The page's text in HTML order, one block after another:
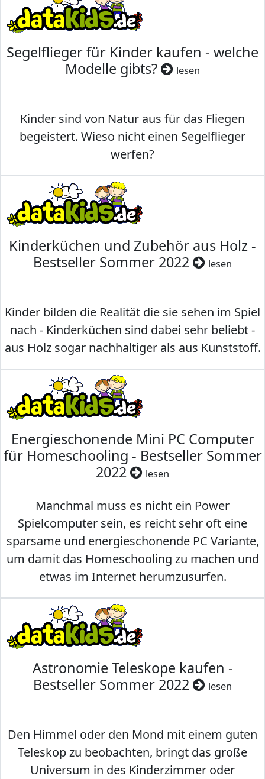
Segelflieger für Kinder kaufen - welche
Modelle gibts?
lesen
Kinder sind von Natur aus für das Fliegen
begeistert. Wieso nicht einen Segelflieger
werfen?
Kinderküchen und Zubehör aus Holz -
Bestseller Sommer 2022
lesen
Kinder bilden die Realität die sie sehen im Spiel
nach - Kinderküchen sind dabei sehr beliebt -
aus Holz sogar nachhaltiger als aus Kunststoff.
Energieschonende Mini PC Computer
für Homeschooling - Bestseller Sommer
2022
lesen
Manchmal muss es nicht ein Power
Spielcomputer sein, es reicht sehr oft eine
sparsame und energieschonende PC Variante,
um damit das Homeschooling zu machen und
etwas im Internet herumzusurfen.
Astronomie Teleskope kaufen -
Bestseller Sommer 2022
lesen
Den Himmel oder den Mond mit einem guten
Teleskop zu beobachten, bringt das große
Universum in des Kinderzimmer oder